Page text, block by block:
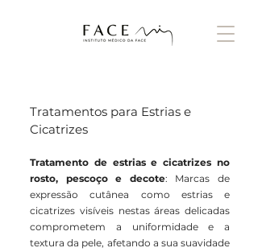
Tratamentos para Estrias e
Cicatrizes
Tratamento de estrias e cicatrizes no
rosto, pescoço e decote: Marcas de
expressão cutânea como estrias e
cicatrizes visíveis nestas áreas delicadas
comprometem a uniformidade e a
textura da pele, afetando a sua suavidade